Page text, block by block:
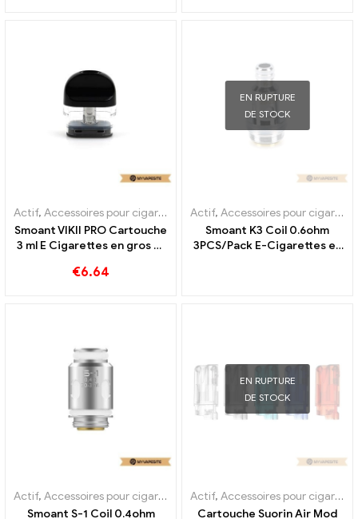
Actif, Accessoires pour cigarettes électroniques ,Évaporateur
Smoant VIKII PRO Cartouche
3 ml E Cigarettes en gros 丨
€6.64
EN RUPTURE
DE STOCK
Actif, Accessoires pour cigarettes électroniques
Smoant K3 Coil 0.6ohm
3PCS/Pack E-Cigarettes en
Actif, Accessoires pour cigarettes électroniques ,Évaporateur
Smoant S-1 Coil 0.4ohm
EN RUPTURE
DE STOCK
Actif, Accessoires pour cigarettes électroniques
Cartouche Suorin Air Mod